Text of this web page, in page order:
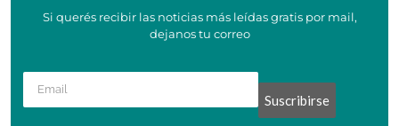
Si querés recibir las noticias más leídas gratis por mail,
dejanos tu correo
Suscribirse